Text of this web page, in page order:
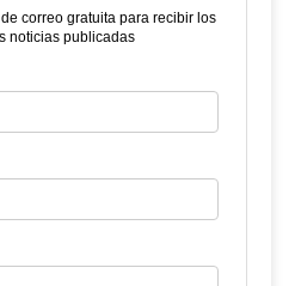
correo gratuita para recibir los
noticias publicadas